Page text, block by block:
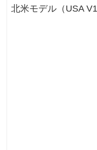
北米モデル（USA V1